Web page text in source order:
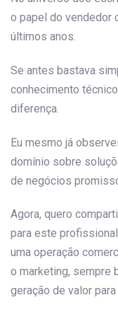
o papel do vendedor
últimos anos.
Se antes bastava
conhecimento
diferença.
Eu mesmo já
domínio sobre
de negócios
Agora, quero
para este
uma operação
o marketing, sempre
geração de valor